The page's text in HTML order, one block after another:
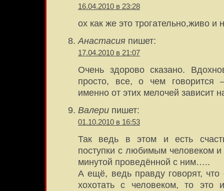
16.04.2010 в 23:28
ох как же это трогательно,живо и
Анастасия пишет:
17.04.2010 в 21:07
Очень здорово сказано.
просто, все, о чем
именно от этих мелочей зависит
Валери пишет:
01.10.2010 в 16:53
Так ведь в этом и есть
поступки с любимым человеком
минутой проведённой с ним…..
А ещё, ведь правду говорят,
хохотать с человеком, то это